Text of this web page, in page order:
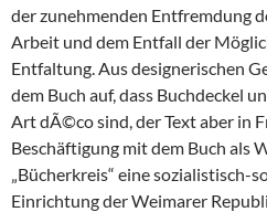
der zunehmenden Entfremdung
Arbeit und dem Entfall der
Entfaltung. Aus designerischen
dem Buch auf, dass Buchdeckel
Art dÃ©co sind, der Text aber in
Beschäftigung mit dem Buch als
„Bücherkreis“ eine sozialistisch-
Einrichtung der Weimarer